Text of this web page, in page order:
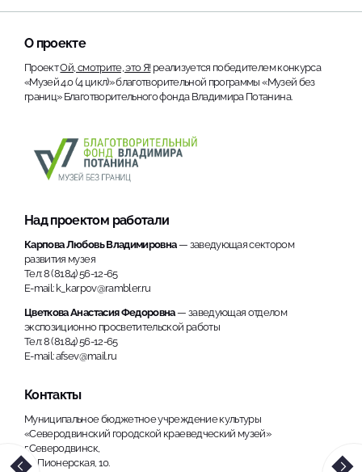
О проекте
ПроектОй, смотрите, это Я! реализуется победителем конкурса
«Музей 4.0 (4 цикл)» благотворительной программы «Музей без
границ» Благотворительного фонда Владимира Потанина.
Над проектом работали
Карпова Любовь Владимировна— заведующая сектором
развития музея
Тел: 8 (8184) 56-12-65
E-mail: k_karpov@rambler.ru
Цветкова Анастасия Федоровна— заведующая отделом
экспозиционно просветительской работы
Тел: 8 (8184) 56-12-65
E-mail: afsev@mail.ru
Контакты
Муниципальное бюджетное учреждение культуры
«Северодвинский городской краеведческий музей»
г.Северодвинск,
ул. Пионерская, 10.